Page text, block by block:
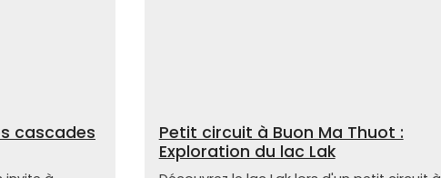
cascades
Petit circuit à Buon Ma Thuot :
Exploration du lac Lak